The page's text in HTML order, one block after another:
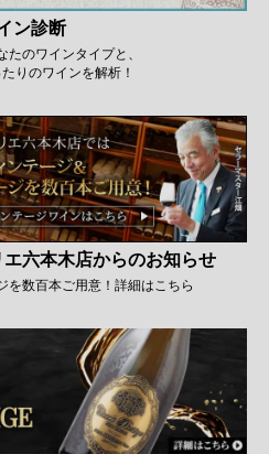
ン診断
たのワインタイプと、
りのワインを解析！
六本木店からのお知らせ
を数百本ご用意！詳細はこちら